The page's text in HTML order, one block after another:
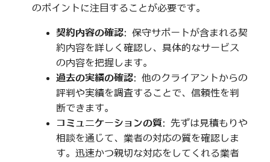
のポイントに注目することが必要です。
契約内容の確認: 保守サポートが含まれる契
約内容を詳しく確認し、具体的なサービス
の内容を把握します。
過去の実績の確認: 他のクライアントからの
評判や実績を調査することで、信頼性を判
断できます。
コミュニケーションの質: 先ずは見積もりや
相談を通じて、業者の対応の質を確認しま
す。迅速かつ親切な対応をしてくれる業者